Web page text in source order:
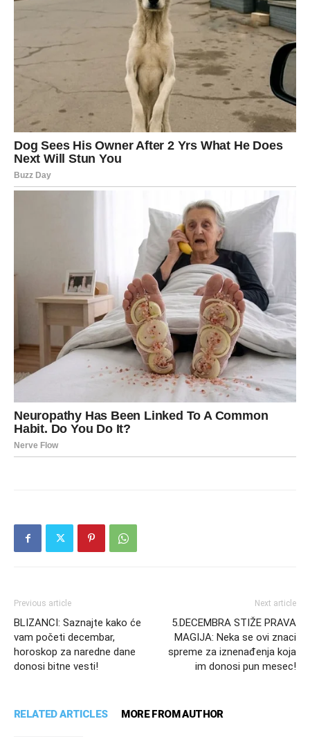
Previous article
BLIZANCI: Saznajte kako će
vam početi decembar,
horoskop za naredne dane
donosi bitne vesti!
Next article
5.DECEMBRA STIŽE PRAVA
MAGIJA: Neka se ovi znaci
spreme za iznenađenja koja
im donosi pun mesec!
RELATED ARTICLES MORE FROM AUTHOR